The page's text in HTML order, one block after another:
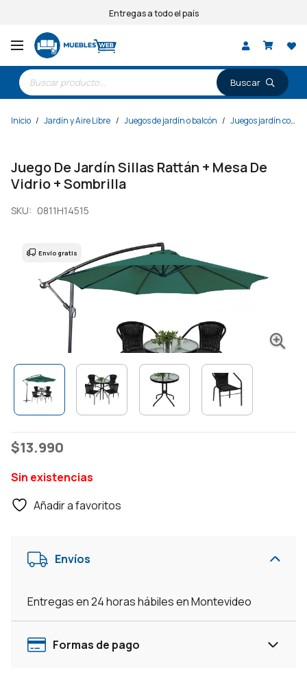
Entregas a todo el país
Búsqueda
de
productos
Inicio / Jardín y Aire Libre / Juegos de jardín o balcón / Juegos jardín con sombrilla
Juego De Jardín Sillas Rattán + Mesa De
Vidrio + Sombrilla
SKU: 0811H14515
Envío gratis
$13.990
Sin existencias
Añadir a favoritos
Envíos
Entregas en 24 horas hábiles en Montevideo
Formas de pago